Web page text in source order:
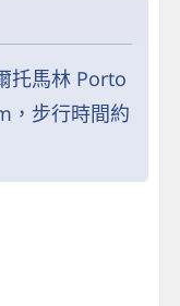
托馬林 Porto
步行時間約